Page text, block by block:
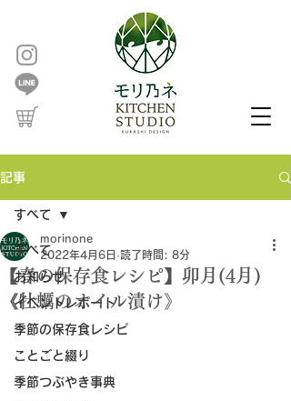
記事
すべて
お知らせ
イベントレポート
季節の保存食レシピ
ことごと綴り
季節つぶやき事典
すべて
【春の保存食レシピ】卯月(4月)
《牡蠣のオイル漬け》
morinone
2022年4月6日 読了時間: 8分